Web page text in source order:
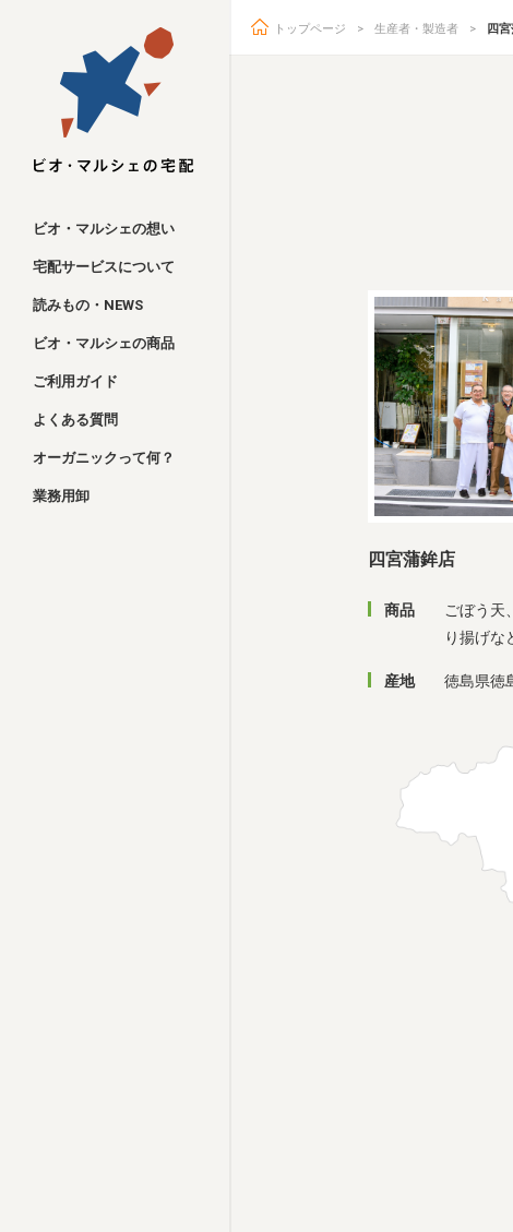
ビオ・マルシェ
ビオ・マルシェの想い
宅配サービスについて
読みもの・NEWS
ビオ・マルシェの商品
ご利用ガイド
よくある質問
オーガニックって何？
業務用卸
トップページ 生産者・製造者 四
四宮蒲鉾店
商品
ごぼう天
り揚げな
産地 徳島県徳